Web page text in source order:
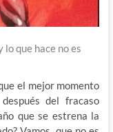
que hace no es
el mejor momento
del fracaso
que se estrena la